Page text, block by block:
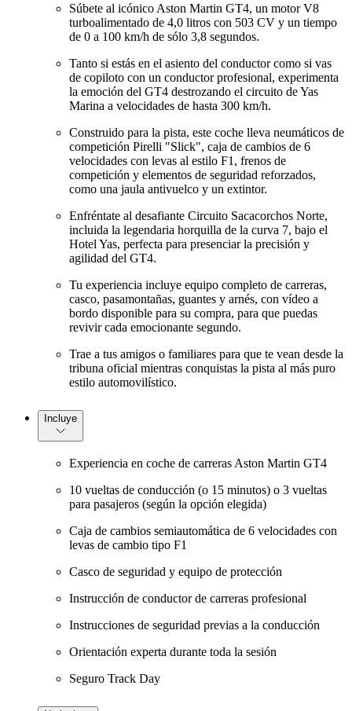
Súbete al icónico Aston Martin GT4, un motor V8
turboalimentado de 4,0 litros con 503 CV y un tiempo
de 0 a 100 km/h de sólo 3,8 segundos.
Tanto si estás en el asiento del conductor como si vas
de copiloto con un conductor profesional, experimenta
la emoción del GT4 destrozando el circuito de Yas
Marina a velocidades de hasta 300 km/h.
Construido para la pista, este coche lleva neumáticos de
competición Pirelli "Slick", caja de cambios de 6
velocidades con levas al estilo F1, frenos de
competición y elementos de seguridad reforzados,
como una jaula antivuelco y un extintor.
Enfréntate al desafiante Circuito Sacacorchos Norte,
incluida la legendaria horquilla de la curva 7, bajo el
Hotel Yas, perfecta para presenciar la precisión y
agilidad del GT4.
Tu experiencia incluye equipo completo de carreras,
casco, pasamontañas, guantes y arnés, con vídeo a
bordo disponible para su compra, para que puedas
revivir cada emocionante segundo.
Trae a tus amigos o familiares para que te vean desde la
tribuna oficial mientras conquistas la pista al más puro
estilo automovilístico.
Incluye
Experiencia en coche de carreras Aston Martin GT4
10 vueltas de conducción (o 15 minutos) o 3 vueltas
para pasajeros (según la opción elegida)
Caja de cambios semiautomática de 6 velocidades con
levas de cambio tipo F1
Casco de seguridad y equipo de protección
Instrucción de conductor de carreras profesional
Instrucciones de seguridad previas a la conducción
Orientación experta durante toda la sesión
Seguro Track Day